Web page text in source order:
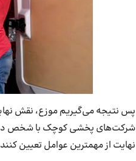
پس نتیجه می‌گیریم موزع، نقش
شرکت‌های پخشی کوچک با شخص
نهایت از مهمترین عوامل تعیین